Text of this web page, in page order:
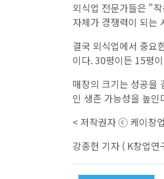
외식업 전문가들은 "
자체가 경쟁력이 되는
결국 외식업에서 중요
이다. 30평이든 15평
매장의 크기는 성공을
인 생존 가능성을 높
< 저작권자 ⓒ 케이창
강종헌 기자 ( K창업연